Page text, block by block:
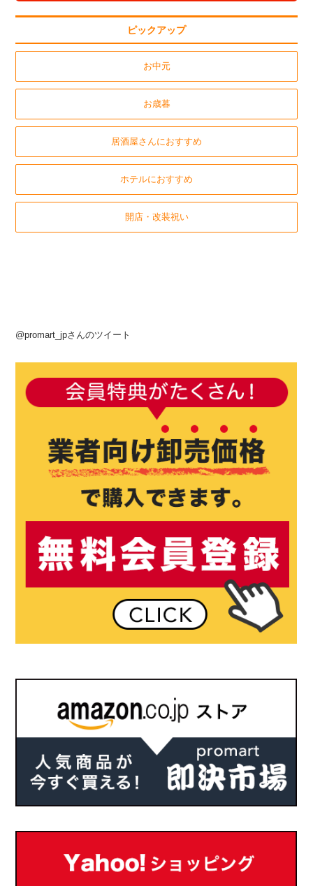
ピックアップ
お中元
お歳暮
居酒屋さんにおすすめ
ホテルにおすすめ
開店・改装祝い
@promart_jpさんのツイート